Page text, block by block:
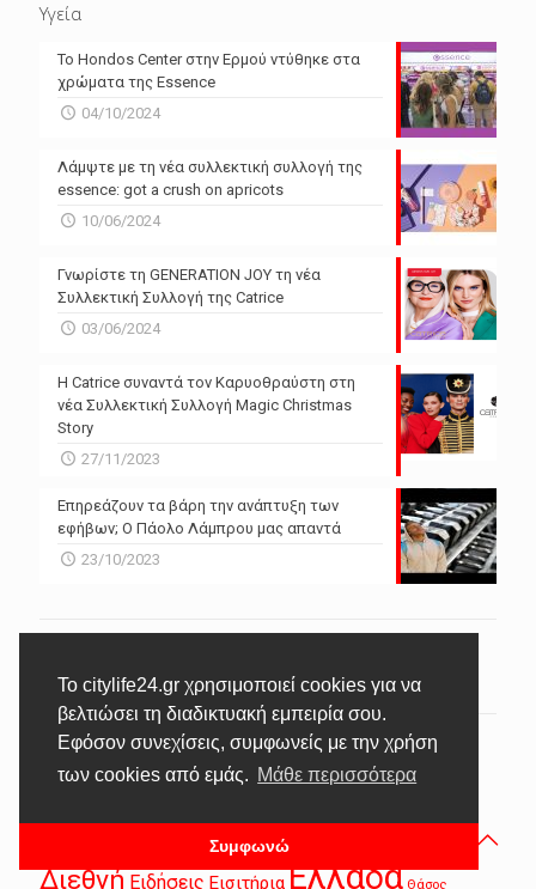
Το citylife24.gr χρησιμοποιεί cookies για να
βελτιώσει τη διαδικτυακή εμπειρία σου.
Εφόσον συνεχίσεις, συμφωνείς με την χρήση
των cookies από εμάς. Μάθε περισσότερα
Συμφωνώ
Υγεία
Το Hondos Center στην Ερμού ντύθηκε στα
χρώματα της Essence
04/10/2024
Λάμψτε με τη νέα συλλεκτική συλλογή της
essence: got a crush on apricots
10/06/2024
Γνωρίστε τη GENERATION JOY τη νέα
Συλλεκτική Συλλογή της Catrice
03/06/2024
Η Catrice συναντά τον Καρυοθραύστη στη
νέα Συλλεκτική Συλλογή Magic Christmas
Story
27/11/2023
Επηρεάζουν τα βάρη την ανάπτυξη των
εφήβων; Ο Πάολο Λάμπρου μας απαντά
23/10/2023
TAGS
ΆνθρωποιΈρευναΑθλητικάΑθλητικά Νέα
ΒίντεοΒιβλίο
Διεθνή Ειδήσεις ΕισιτήριαΕλλάδα Θάσος